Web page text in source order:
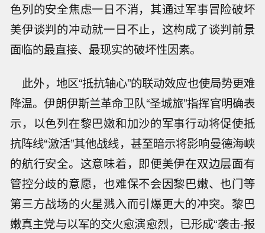
色列的安全焦虑一日不消，其通过军事冒险破坏
美伊谈判的冲动就一日不止，这构成了谈判前景
面临的最直接、最现实的破坏性因素。
此外，地区“抵抗轴心”的联动效应也使局势更难
降温。伊朗伊斯兰革命卫队“圣城旅”指挥官明确表
示，以色列在黎巴嫩和加沙的军事行动将促使抵
抗阵线“激活”其他战线，甚至暗示将影响曼德海峡
的航行安全。这意味着，即便美伊在双边层面有
管控分歧的意愿，也难保不会因黎巴嫩、也门等
第三方战场的火星溅入而引爆更大的冲突。黎巴
嫩真主党与以军的交火愈演愈烈，已形成“袭击-报